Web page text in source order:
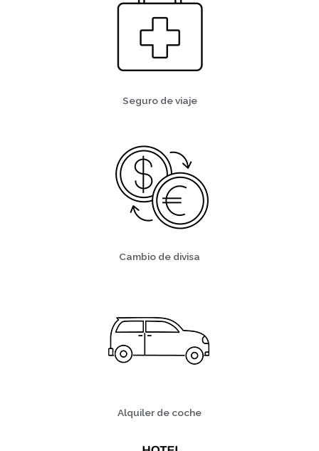
Seguro de viaje
Cambio de divisa
Alquiler de coche